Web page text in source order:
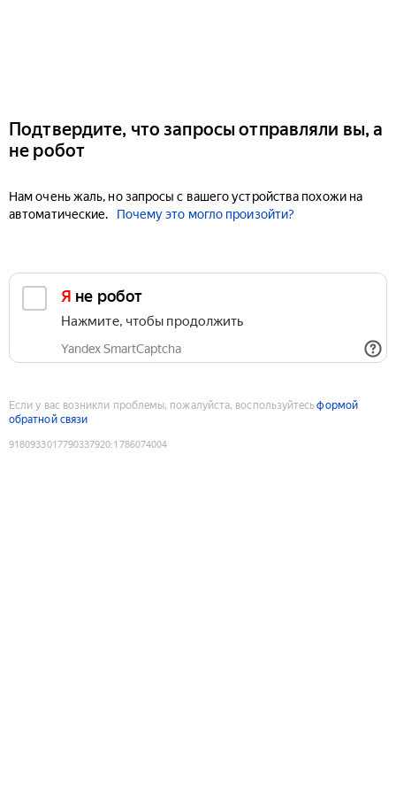
Подтвердите, что запросы отправляли вы, а
не робот
Нам очень жаль, но запросы с вашего устройства похожи на
автоматические.
Почему это могло произойти?
Я не робот
Нажмите, чтобы продолжить
Yandex SmartCaptcha
Если у вас возникли проблемы, пожалуйста, воспользуйтесьформой
обратной связи
9180933017790337920:1786074004